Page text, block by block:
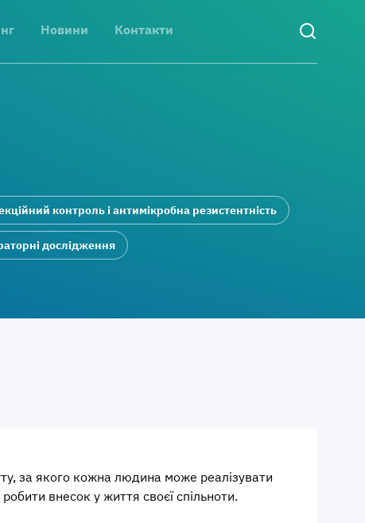
Новини Контакти
контроль і антимікробна резистентність
дослідження
за якого кожна людина може реалізувати
внесок у життя своєї спільноти.